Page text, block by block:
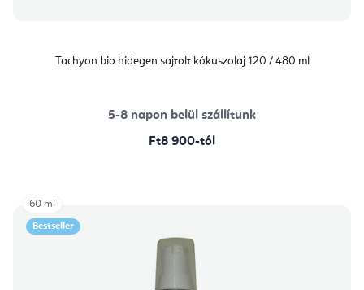
Tachyon bio hidegen sajtolt kókuszolaj 120 / 480 ml
5-8 napon belül szállítunk
Ft8 900-tól
Bestseller
60 ml